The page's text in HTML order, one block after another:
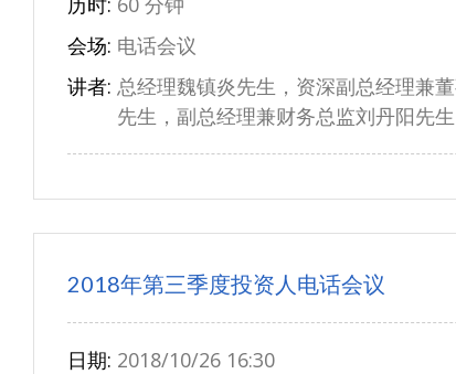
会场: 电话会议
讲者: 总经理魏镇炎先生，资深副总经理兼
先生，副总经理兼财务总监刘丹阳先生
2018年第三季度投资人电话会议
日期: 2018/10/26 16:30